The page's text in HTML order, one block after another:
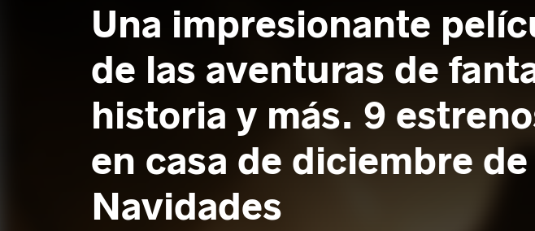
Una impresionante
de las aventuras de
historia y más. 9
en casa de diciembre
Navidades